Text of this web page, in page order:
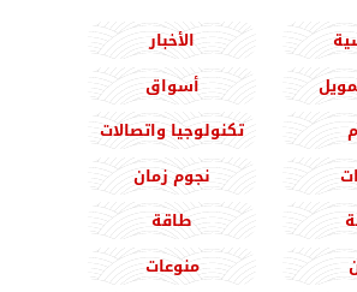
الأخبار
أسواق
تكنولوجيا واتصالات
نجوم زمان
طاقة
منوعات